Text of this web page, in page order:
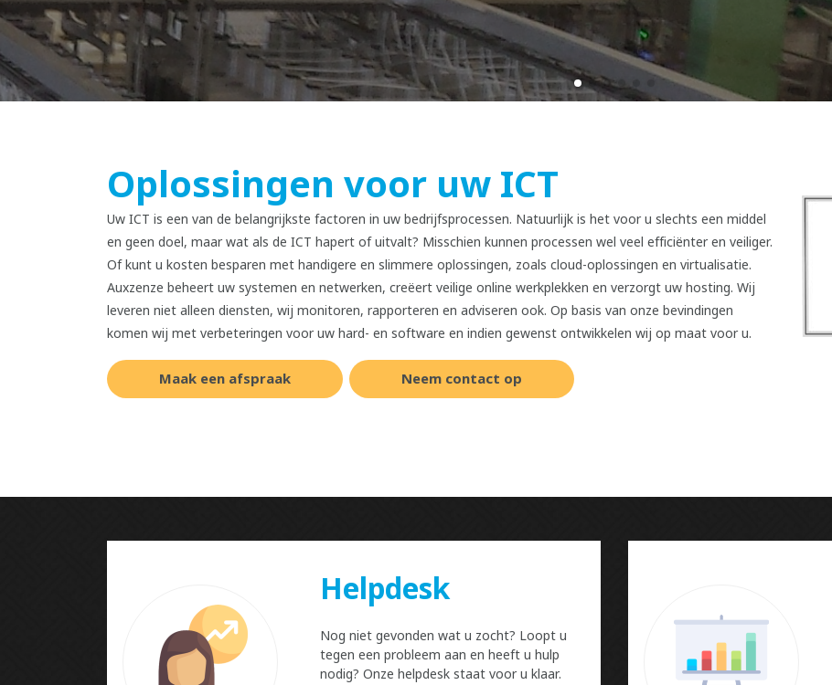
Oplossingen voor uw ICT
Uw ICT is een van de belangrijkste factoren in uw bedrijfsprocessen. Natuurlijk is het voor u slechts een middel
en geen doel, maar wat als de ICT hapert of uitvalt? Misschien kunnen processen wel veel efficiënter en veiliger.
Of kunt u kosten besparen met handigere en slimmere oplossingen, zoals cloud-oplossingen en virtualisatie.
Auxzenze beheert uw systemen en netwerken, creëert veilige online werkplekken en verzorgt uw hosting. Wij
leveren niet alleen diensten, wij monitoren, rapporteren en adviseren ook. Op basis van onze bevindingen
komen wij met verbeteringen voor uw hard- en software en indien gewenst ontwikkelen wij op maat voor u.
Maak een afspraak Neem contact op
Helpdesk
Nog niet gevonden wat u zocht? Loopt u
tegen een probleem aan en heeft u hulp
nodig? Onze helpdesk staat voor u klaar.